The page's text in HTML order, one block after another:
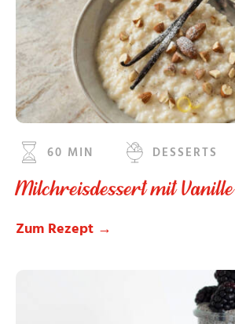
60 MIN DESSERTS
Milchreisdessert mit Vanille
Zum Rezept →